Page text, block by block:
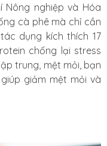
Nông nghiệp và Hóa
cà phê mà chỉ cần
dụng kích thích 17
chống lại stress
trung, mệt mỏi, bạn
giảm mệt mỏi và